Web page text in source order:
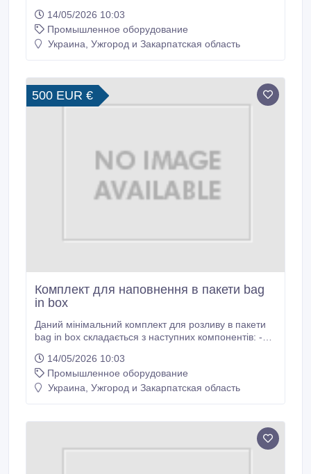
того, машина уменьшает содержание бактерий,
нагревая продукт в течении необходимого времени
и поддерживая необходимую влажность Машина
каппеллетти и другие продукты с начинкой.
14/05/2026 10:03
Промышленное оборудование
Украина, Ужгород и Закарпатская область
500 EUR €
Комплект для наповнення в пакети bag
in box
Даний мінімальний комплект для розливу в пакети
bag in box складається з наступних компонентів: -
допоміжна опора з нержавіючої сталі для пакетів; -
система закриття крану; - цифровий витратомір з
калібруванням. Максимально 7000 л/год. Даний
каністри або бочки, де необхідний точний контроль
14/05/2026 10:03
Промышленное оборудование
Украина, Ужгород и Закарпатская область